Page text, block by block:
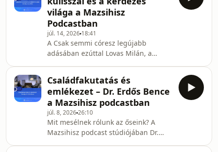
terén is partnerre lelt az akkori
magyar nagypolgárságot döntően
jelentő zsidó közösségben. A
Mazsihisz podcast stúdiójában
Molnos Péter művészettörténésszel
Singer Dávid beszélgetett a modern
magyar festészet és a zsidó
világa a Mazsihisz
Podcastban
júl. 14, 2026 18:41
A Csak semmi córesz legújabb
adásában ezúttal Lovas Milán, a
másik oldalán – vagyis most nem ő
kérdez, hanem Zucker-Kertész Lilla, a
Mazsihisz kommunikációs munkatársa
kérdezi. A beszélgetés a Balzac
világába enged betekintést: hogyan
áll össze egy fiatal videós-riporteri
csapat, milyen út vezet egy hobbinak
Családfakutatás és
emlékezet – Dr. Erdős Bence
a Mazsihisz podcastban
júl. 8, 202626:10
Mit mesélnek rólunk az őseink? A
Mazsihisz podcast stúdiójában Dr.